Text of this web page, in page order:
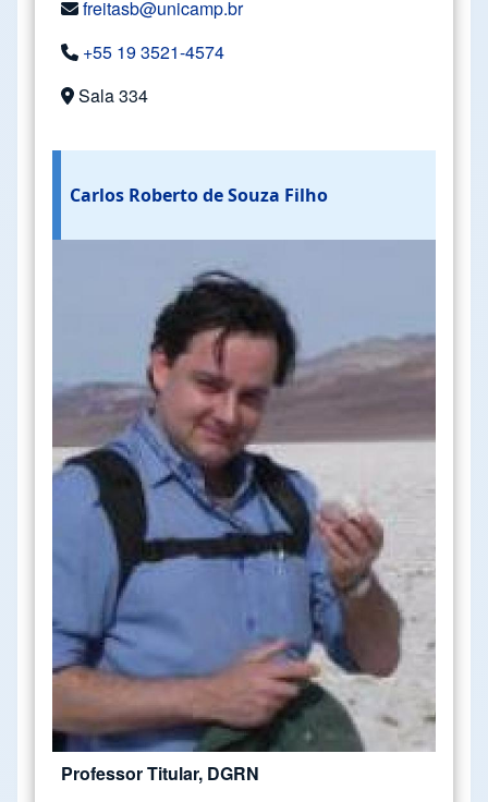
freitasb@unicamp.br
+55 19 3521-4574
Sala 334
Carlos Roberto de Souza Filho
Professor Titular, DGRN